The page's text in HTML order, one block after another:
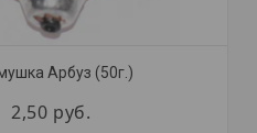
Арбуз (50г.)
2,50 руб.